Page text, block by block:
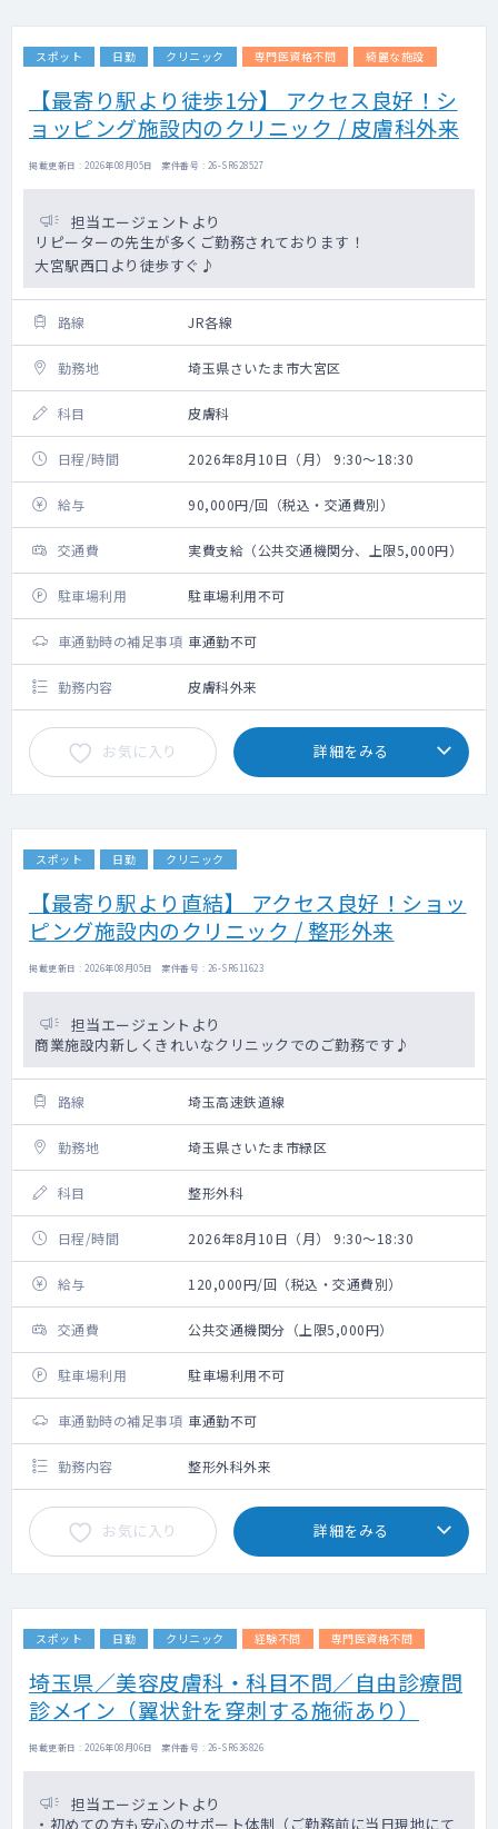
スポット 日勤 クリニック 専門医資格不問 綺麗な施設
【最寄り駅より徒歩1分】 アクセス良好！シ
ョッピング施設内のクリニック / 皮膚科外来
掲載更新日 : 2026年08月05日 案件番号 : 26-SR628527
担当エージェントより
リピーターの先生が多くご勤務されております！
大宮駅西口より徒歩すぐ♪
路線 JR各線
勤務地 埼玉県さいたま市大宮区
科目 皮膚科
日程/時間 2026年8月10日（月） 9:30～18:30
給与 90,000円/回（税込・交通費別）
交通費 実費支給（公共交通機関分、上限5,000円）
駐車場利用 駐車場利用不可
車通勤時の補足事項 車通勤不可
勤務内容 皮膚科外来
お気に入り 詳細をみる
スポット 日勤 クリニック
【最寄り駅より直結】 アクセス良好！ショッ
ピング施設内のクリニック / 整形外来
掲載更新日 : 2026年08月05日 案件番号 : 26-SR611623
担当エージェントより
商業施設内新しくきれいなクリニックでのご勤務です♪
路線 埼玉高速鉄道線
勤務地 埼玉県さいたま市緑区
科目 整形外科
日程/時間 2026年8月10日（月） 9:30～18:30
給与 120,000円/回（税込・交通費別）
交通費 公共交通機関分（上限5,000円）
駐車場利用 駐車場利用不可
車通勤時の補足事項 車通勤不可
勤務内容 整形外科外来
お気に入り 詳細をみる
スポット 日勤 クリニック 経験不問 専門医資格不問
埼玉県／美容皮膚科・科目不問／自由診療問
診メイン（翼状針を穿刺する施術あり）
掲載更新日 : 2026年08月06日 案件番号 : 26-SR636826
担当エージェントより
・初めての方も安心のサポート体制（ご勤務前に当日現地にて